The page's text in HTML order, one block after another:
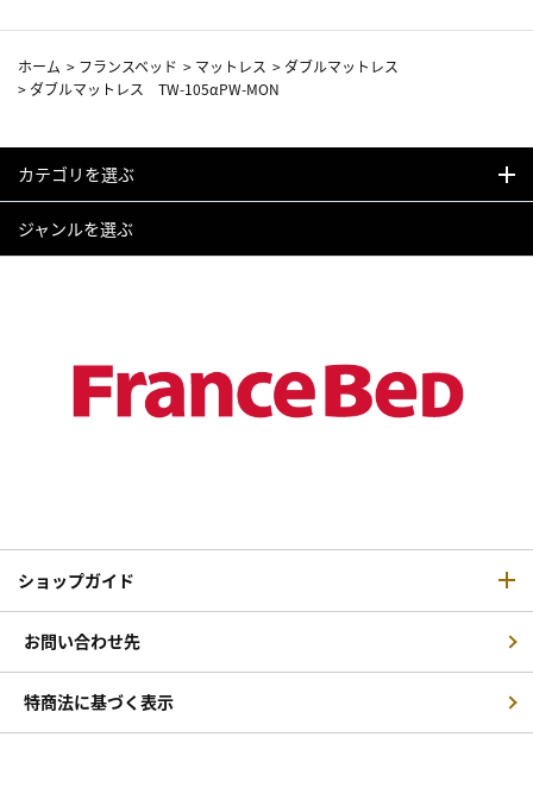
ホーム > フランスベッド > マットレス > ダブルマットレス
> ダブルマットレス TW-105αPW-MON
カテゴリを選ぶ
ジャンルを選ぶ
ショップガイド
お問い合わせ先
特商法に基づく表示